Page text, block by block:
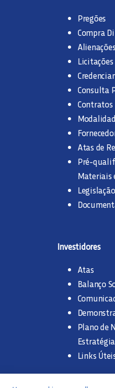
Pregões
Compra
Alienações
Licitações
Consulta
Contratos
Atas de
Pré-
Materiais
Investidores
Atas
Balanço
Plano de
Links